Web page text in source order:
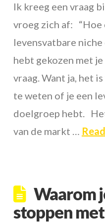
Ik kreeg een vraag
vroeg zich af: “Hoe
levensvatbare
hebt gekozen met
vraag. Want ja, het
te weten of je een
doelgroep hebt.
van de markt …
Waarom
stoppen met